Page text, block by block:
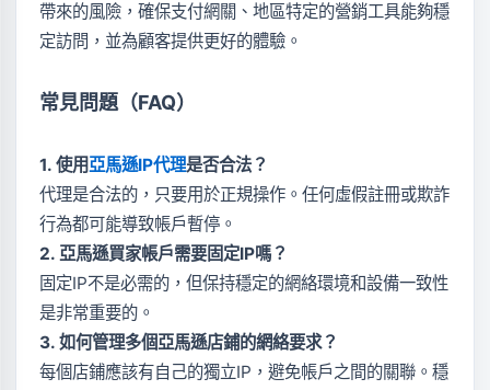
帶來的風險，確保支付網關、地區特定的營銷工具能夠穩
定訪問，並為顧客提供更好的體驗。
常見問題（FAQ）
1. 使用亞馬遜IP代理是否合法？
代理是合法的，只要用於正規操作。任何虛假註冊或欺詐
行為都可能導致帳戶暫停。
2. 亞馬遜買家帳戶需要固定IP嗎？
固定IP不是必需的，但保持穩定的網絡環境和設備一致性
是非常重要的。
3. 如何管理多個亞馬遜店鋪的網絡要求？
每個店鋪應該有自己的獨立IP，避免帳戶之間的關聯。穩